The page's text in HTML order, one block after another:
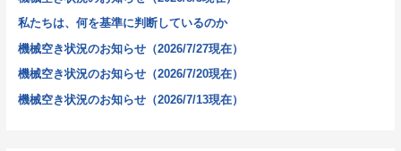
私たちは、何を基準に判断しているのか
機械空き状況のお知らせ（2026/7/27現在）
機械空き状況のお知らせ（2026/7/20現在）
機械空き状況のお知らせ（2026/7/13現在）